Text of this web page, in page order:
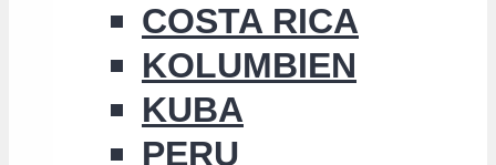
COSTA RICA
KOLUMBIEN
KUBA
PERU